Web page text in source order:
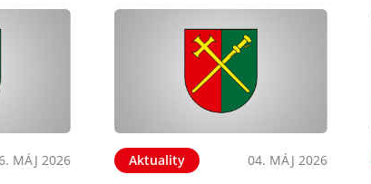
MÁJ 2026 Aktuality 04. MÁJ 2026